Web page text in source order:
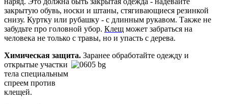
закрытую обувь, носки и штаны, стягивающиеся резинкой
снизу. Куртку или рубашку - с длинным рукавом. Также не
забудьте про головной убор. Клещ может забраться на
человека не только с травы, но и упасть с дерева.
Химическая защита. Заранее обработайте одежду и
открытые участки
тела специальным
спреем против
клещей.